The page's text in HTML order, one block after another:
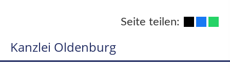
Seite teilen:
Kanzlei Oldenburg